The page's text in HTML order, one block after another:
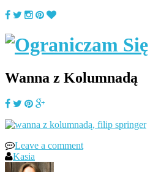
Wanna z Kolumnadą
Leave a comment
Kasia